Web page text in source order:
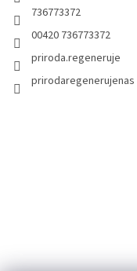
736773372
00420 736773372
priroda.regeneruje
prirodaregenerujenas